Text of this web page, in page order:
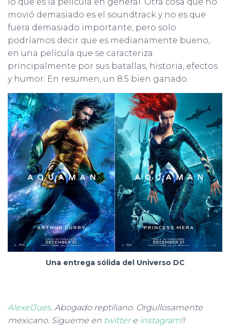
movió demasiado es el soundtrack y no es que
fuera demasiado importante, pero solo
podríamos decir que es medianamente bueno,
en una película que se caracteriza
principalmente por sus batallas, historia, efectos
y humor. En resumen, un 8.5 bien ganado.
Una entrega sólida del Universo DC
AlexelJues. Abogado reptiliano. Orgullosamente
mexicano. Sígueme en twittere instagram!!